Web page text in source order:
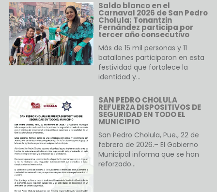
Saldo blanco en el
Carnaval 2026 de San Pedro
Cholula; Tonantzin
Fernández participa por
tercer año consecutivo
Más de 15 mil personas y 11
batallones participaron en esta
festividad que fortalece la
identidad y…
SAN PEDRO CHOLULA
REFUERZA DISPOSITIVOS DE
SEGURIDAD EN TODO EL
MUNICIPIO
San Pedro Cholula, Pue., 22 de
febrero de 2026.– El Gobierno
Municipal informa que se han
reforzado…